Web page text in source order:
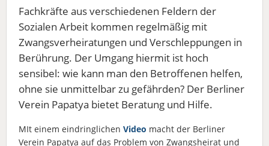
Fachkräfte aus verschiedenen Feldern der
Sozialen Arbeit kommen regelmäßig mit
Zwangsverheiratungen und Verschleppungen in
Berührung. Der Umgang hiermit ist hoch
sensibel: wie kann man den Betroffenen helfen,
ohne sie unmittelbar zu gefährden? Der Berliner
Verein Papatya bietet Beratung und Hilfe.
MIt einem eindringlichen Video macht der Berliner
Verein Papatya auf das Problem von Zwangsheirat und